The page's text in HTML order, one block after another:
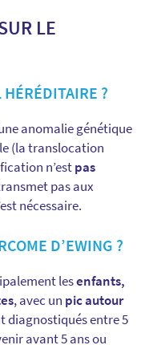
LE
HÉRÉDITAIRE ?
anomalie génétique
(la translocation
n’estpas
pas aux
nécessaire.
D’EWING ?
lesenfants,
, avec un pic autour
diagnostiqués entre 5
avant 5 ans ou